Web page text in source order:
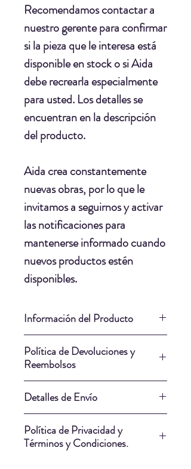
Recomendamos contactar a
nuestro gerente para confirmar
si la pieza que le interesa está
disponible en stock o si Aida
debe recrearla especialmente
para usted. Los detalles se
encuentran en la descripción
del producto.
Aida crea constantemente
nuevas obras, por lo que le
invitamos a seguirnos y activar
las notificaciones para
mantenerse informado cuando
nuevos productos estén
disponibles.
Información del Producto
Pintura: Esmalte Para
Largo: 12cm.
Tiempo de creación: 10 Dias.
Política de Devoluciones y
Reembolsos
y Reembolsos cumple
Ecuador y tiene como objetivo
ofrecer un marco justo y
Detalles de Envío
empresa de envío puede entregar
su obra de la manera más segura.
Política de Privacidad y
Términos y Condiciones.